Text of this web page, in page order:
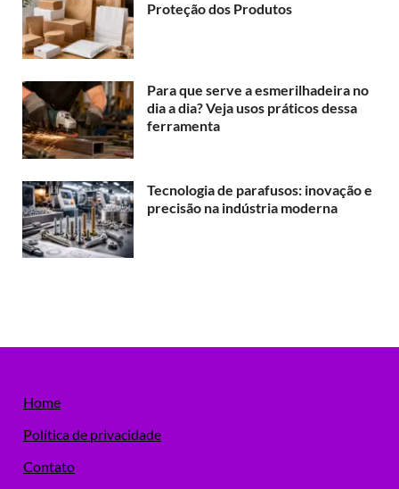
Proteção dos Produtos
Para que serve a esmerilhadeira no
dia a dia? Veja usos práticos dessa
ferramenta
Tecnologia de parafusos: inovação e
precisão na indústria moderna
Home
Política de privacidade
Contato